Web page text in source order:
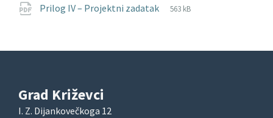
Prilog IV – Projektni zadatak
File
pdf
File
563 kB
Grad Križevci
I. Z. Dijankovečkoga 12